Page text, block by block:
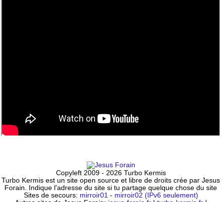
Copyleft 2009 - 2026 Turbo Kermis
Turbo Kermis est un site open source et libre de droits crée par Jesus
Forain. Indique l'adresse du site si tu partage quelque chose du site
Sites de secours: mirroir01 - mirroir02 (IPv6 seulement)